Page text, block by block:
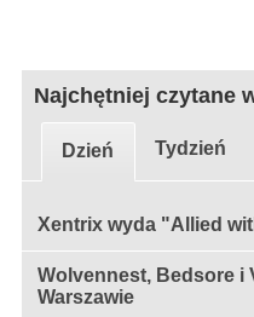
Najchętniej czytane
Dzień Tydzień
Xentrix wyda "Allied
Wolvennest, Bedsore i
Warszawie